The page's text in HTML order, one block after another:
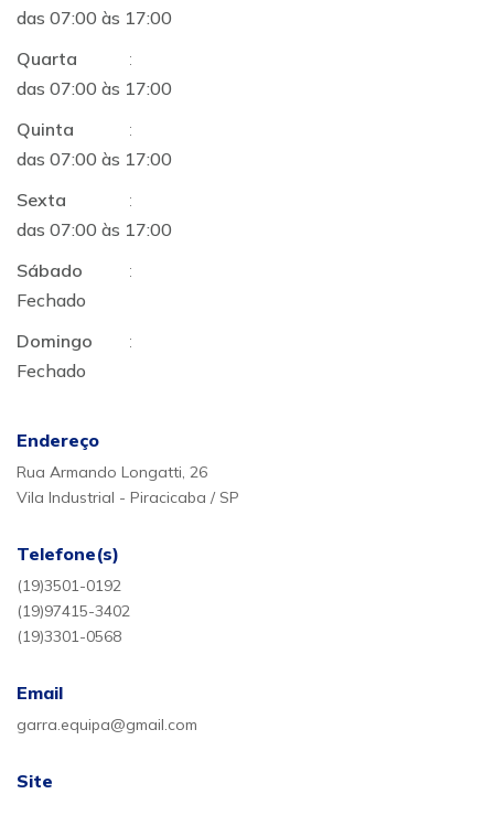
das 07:00 às 17:00
Quarta
:
das 07:00 às 17:00
Quinta
:
das 07:00 às 17:00
Sexta
:
das 07:00 às 17:00
Sábado
:
Fechado
Domingo
:
Fechado
Endereço
Rua Armando Longatti, 26
Vila Industrial - Piracicaba / SP
Telefone(s)
(19)3501-0192
(19)97415-3402
(19)3301-0568
Email
garra.equipa@gmail.com
Site